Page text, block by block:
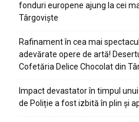
fonduri europene ajung la cei
Târgoviște
Rafinament în cea mai
adevărate opere de artă!
Cofetăria Delice Chocolat din
Impact devastator în timpul
de Poliție a fost izbită în plin și